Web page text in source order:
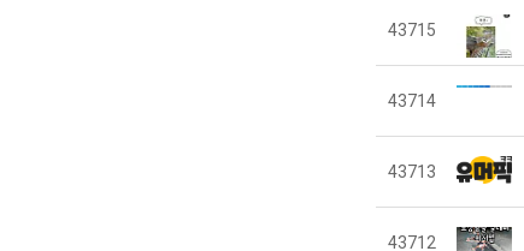
43715
43714
43713
43712